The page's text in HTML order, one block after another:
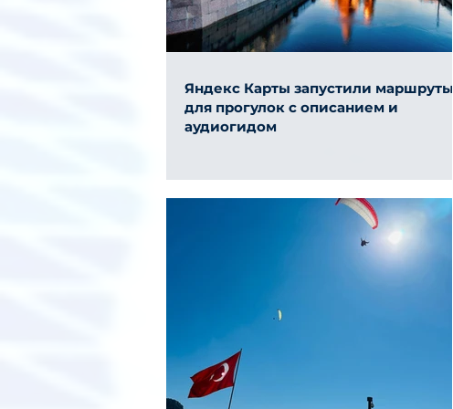
Яндекс Карты запустили маршруты
для прогулок с описанием и
аудиогидом